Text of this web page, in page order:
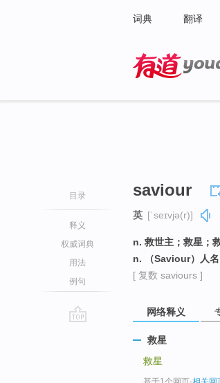
词典 翻译
目录
释义
权威词典
用法
例句
saviour
英 [ˈseɪvjə(r)]
n. 救世主；救星；
n. （Saviour）人
[ 复数 saviours ]
网络释义
救星
救星